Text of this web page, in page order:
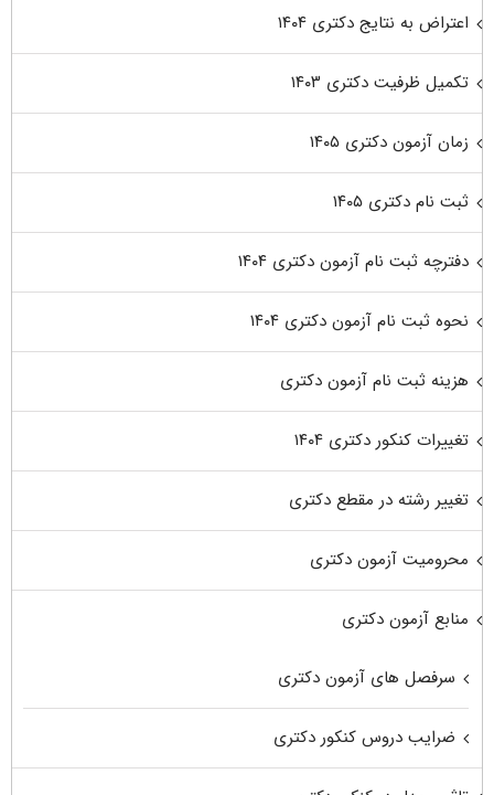
اعتراض به نتایج دکتری ۱۴۰۴
تکمیل ظرفیت دکتری ۱۴۰۳
زمان آزمون دکتری ۱۴۰۵
ثبت نام دکتری ۱۴۰۵
دفترچه ثبت نام آزمون دکتری ۱۴۰۴
نحوه ثبت نام آزمون دکتری ۱۴۰۴
هزینه ثبت نام آزمون دکتری
تغییرات کنکور دکتری ۱۴۰۴
تغییر رشته در مقطع دکتری
محرومیت آزمون دکتری
منابع آزمون دکتری
سرفصل های آزمون دکتری
ضرایب دروس کنکور دکتری